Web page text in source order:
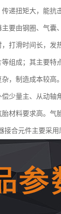
递扭矩大，能
要由钢圈、气
打滑时间长，
组成；其主要
，制造成本较高。
少量主、从动轴
材料要求高。气
合元件主要采用